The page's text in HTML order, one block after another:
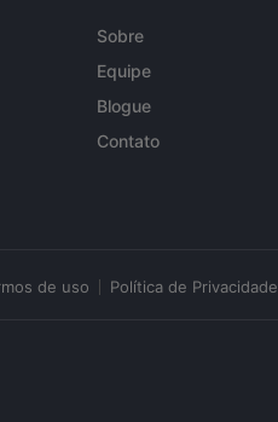
Sobre
Equipe
Blogue
Contato
de uso Política de Privacidade